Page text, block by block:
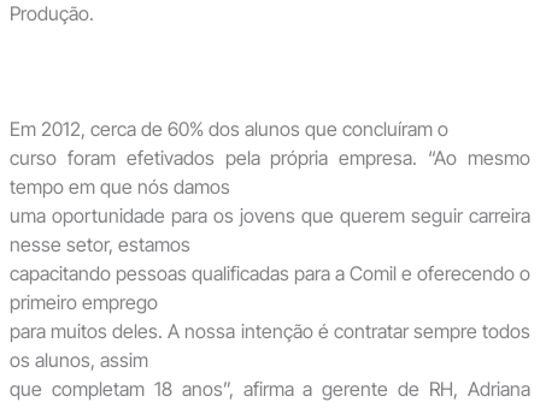
Produção.
Em 2012, cerca de 60% dos alunos que concluíram o
curso foram efetivados pela própria empresa. “Ao mesmo
tempo em que nós damos
uma oportunidade para os jovens que querem seguir carreira
nesse setor, estamos
capacitando pessoas qualificadas para a Comil e oferecendo o
primeiro emprego
para muitos deles. A nossa intenção é contratar sempre todos
os alunos, assim
que completam 18 anos”, afirma a gerente de RH, Adriana